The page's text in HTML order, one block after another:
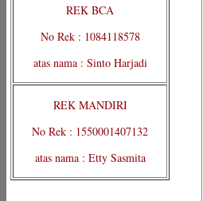
REK BCA
No Rek : 1084118578
atas nama : Sinto Harjadi
REK MANDIRI
No Rek : 1550001407132
atas nama : Etty Sasmita